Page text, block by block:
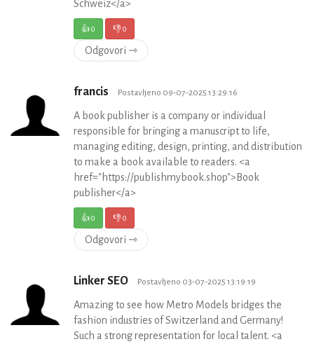
Schweiz</a>
👍0 👎0
Odgovori ⇾
francis Postavljeno 09-07-2025 13:29:16
A book publisher is a company or individual
responsible for bringing a manuscript to life,
managing editing, design, printing, and distribution
to make a book available to readers. <a
href="https://publishmybook.shop">Book
publisher</a>
👍0 👎0
Odgovori ⇾
Linker SEO Postavljeno 03-07-2025 13:19:19
Amazing to see how Metro Models bridges the
fashion industries of Switzerland and Germany!
Such a strong representation for local talent. <a